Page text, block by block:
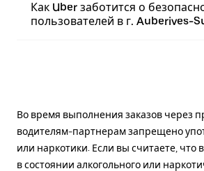
Как Uber заботится о
пользователей в г. Auberives-
Во время выполнения заказов через
водителям-партнерам запрещено
или наркотики. Если вы считаете, что
в состоянии алкогольного или